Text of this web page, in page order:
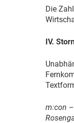
Die
IV.
m:con